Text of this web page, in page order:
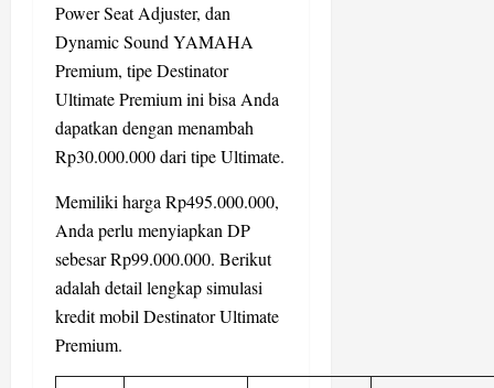
Power Seat Adjuster, dan
Dynamic Sound YAMAHA
Premium, tipe Destinator
Ultimate Premium ini bisa Anda
dapatkan dengan menambah
Rp30.000.000 dari tipe Ultimate.
Memiliki harga Rp495.000.000,
Anda perlu menyiapkan DP
sebesar Rp99.000.000. Berikut
adalah detail lengkap simulasi
kredit mobil Destinator Ultimate
Premium.